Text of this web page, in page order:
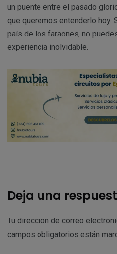
un puente entre el pasado
que queremos entenderlo hoy.
país de los faraones, no
experiencia inolvidable.
Deja una
Tu dirección de correo
campos obligatorios están